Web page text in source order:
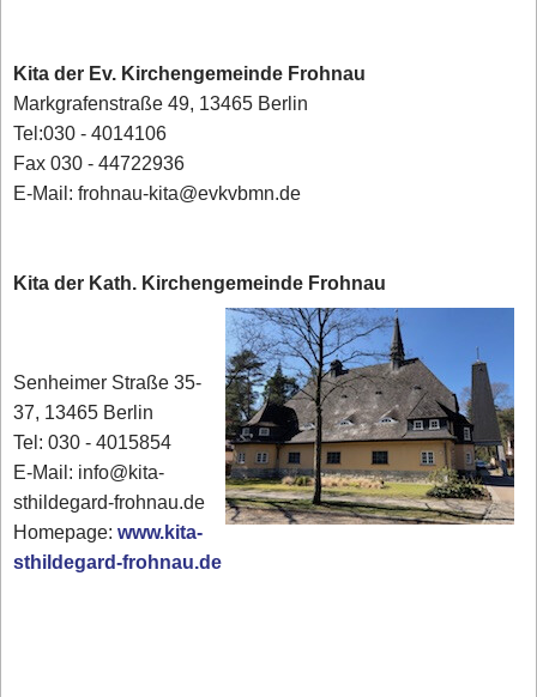
Kita der Ev. Kirchengemeinde Frohnau
Markgrafenstraße 49, 13465 Berlin
Tel:030 - 4014106
Fax 030 - 44722936
E-Mail: frohnau-kita@evkvbmn.de
Kita der Kath. Kirchengemeinde Frohnau
Senheimer Straße 35-
37, 13465 Berlin
Tel: 030 - 4015854
E-Mail: info@kita-
sthildegard-frohnau.de
Homepage:www.kita-
sthildegard-frohnau.de